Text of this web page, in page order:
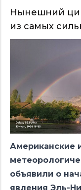
Нынешний
из самых
Американские
объявили о
явления Эль-